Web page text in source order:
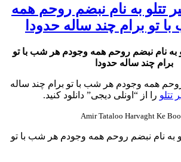
تتلو به نام نبضم روحم همه
تو برام چند ساله حدودا
به نام نبضم روحم همه وجودم هر شب با تو
برام چند ساله حدودا
همه وجودم هر شب با تو برام چند ساله
تتلو را از “اونلی دیجی” دانلود کنید.
Amir Tataloo Harvaght Ke